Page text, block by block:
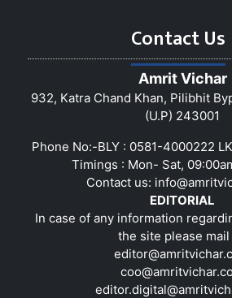
Contact Us
Amrit Vichar
932, Katra Chand Khan, Pilibhit
(U.P) 243001
Phone No:-BLY : 0581-4000222
Timings : Mon- Sat,
Contact us:
EDITORIAL
In case of any information
the site please mail